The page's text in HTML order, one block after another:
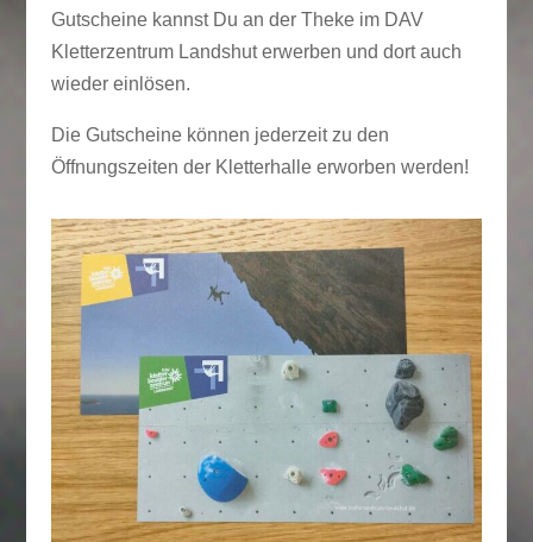
Gutscheine kannst Du an der Theke im DAV
Kletterzentrum Landshut erwerben und dort auch
wieder einlösen.
Die Gutscheine können jederzeit zu den
Öffnungszeiten der Kletterhalle erworben werden!